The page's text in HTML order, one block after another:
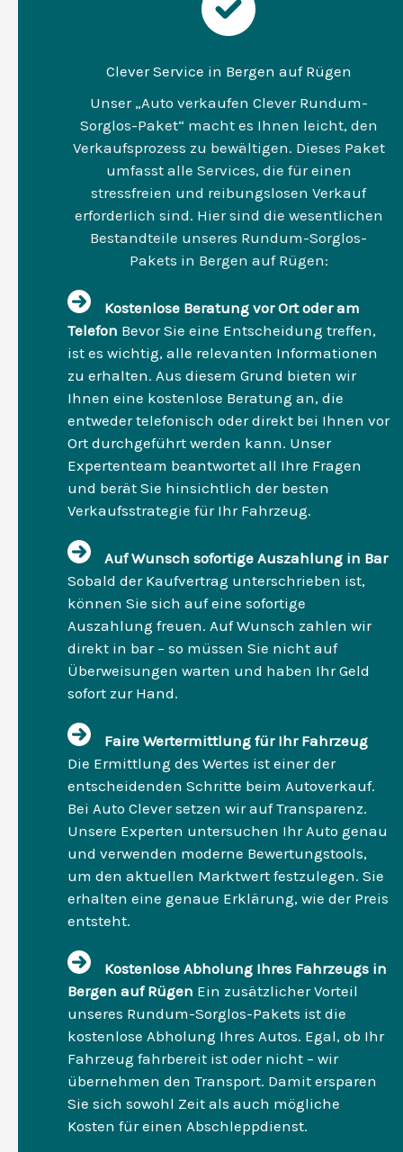
Clever Service in Bergen auf Rügen
Unser „Auto verkaufen Clever Rundum-
Sorglos-Paket“ macht es Ihnen leicht, den
Verkaufsprozess zu bewältigen. Dieses Paket
umfasst alle Services, die für einen
stressfreien und reibungslosen Verkauf
erforderlich sind. Hier sind die wesentlichen
Bestandteile unseres Rundum-Sorglos-
Pakets in Bergen auf Rügen:
Kostenlose Beratung vor Ort oder am
Telefon Bevor Sie eine Entscheidung treffen,
ist es wichtig, alle relevanten Informationen
zu erhalten. Aus diesem Grund bieten wir
Ihnen eine kostenlose Beratung an, die
entweder telefonisch oder direkt bei Ihnen vor
Ort durchgeführt werden kann. Unser
Expertenteam beantwortet all Ihre Fragen
und berät Sie hinsichtlich der besten
Verkaufsstrategie für Ihr Fahrzeug.
Auf Wunsch sofortige Auszahlung in Bar
Sobald der Kaufvertrag unterschrieben ist,
können Sie sich auf eine sofortige
Auszahlung freuen. Auf Wunsch zahlen wir
direkt in bar – so müssen Sie nicht auf
Überweisungen warten und haben Ihr Geld
sofort zur Hand.
Faire Wertermittlung für Ihr Fahrzeug
Die Ermittlung des Wertes ist einer der
entscheidenden Schritte beim Autoverkauf.
Bei Auto Clever setzen wir auf Transparenz.
Unsere Experten untersuchen Ihr Auto genau
und verwenden moderne Bewertungstools,
um den aktuellen Marktwert festzulegen. Sie
erhalten eine genaue Erklärung, wie der Preis
entsteht.
Kostenlose Abholung Ihres Fahrzeugs in
Bergen auf Rügen Ein zusätzlicher Vorteil
unseres Rundum-Sorglos-Pakets ist die
kostenlose Abholung Ihres Autos. Egal, ob Ihr
Fahrzeug fahrbereit ist oder nicht – wir
übernehmen den Transport. Damit ersparen
Sie sich sowohl Zeit als auch mögliche
Kosten für einen Abschleppdienst.